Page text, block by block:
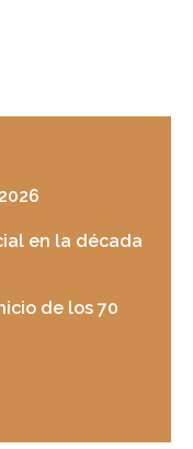
en la década
de los 70